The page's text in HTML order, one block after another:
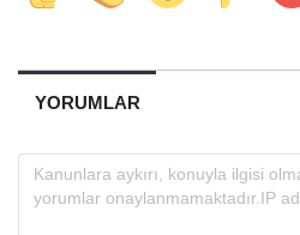
YORUMLAR